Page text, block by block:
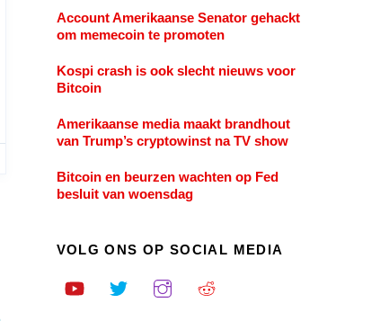
Account Amerikaanse Senator gehackt
om memecoin te promoten
Kospi crash is ook slecht nieuws voor
Bitcoin
Amerikaanse media maakt brandhout
van Trump’s cryptowinst na TV show
Bitcoin en beurzen wachten op Fed
besluit van woensdag
VOLG ONS OP SOCIAL MEDIA